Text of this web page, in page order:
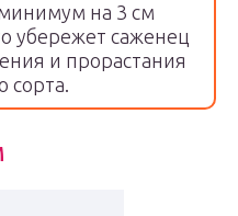
на 3 см
убережет саженец
и прорастания
сорта.